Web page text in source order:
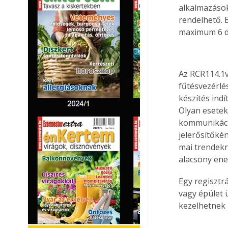
rendelhető.
maximum 6
Az
készítés
Olyan
mai
alacsony
Egy
vagy épület